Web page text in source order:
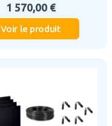
1 570,00 €
Voir le produit